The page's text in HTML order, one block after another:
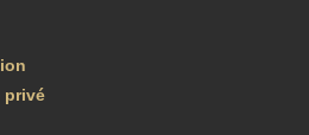
privé